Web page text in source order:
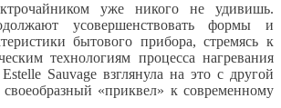
уже никого не удивишь.
усовершенствовать формы и
бытового прибора, стремясь к
технологиям процесса нагревания
Sauvage взглянула на это с другой
«приквел» к современному